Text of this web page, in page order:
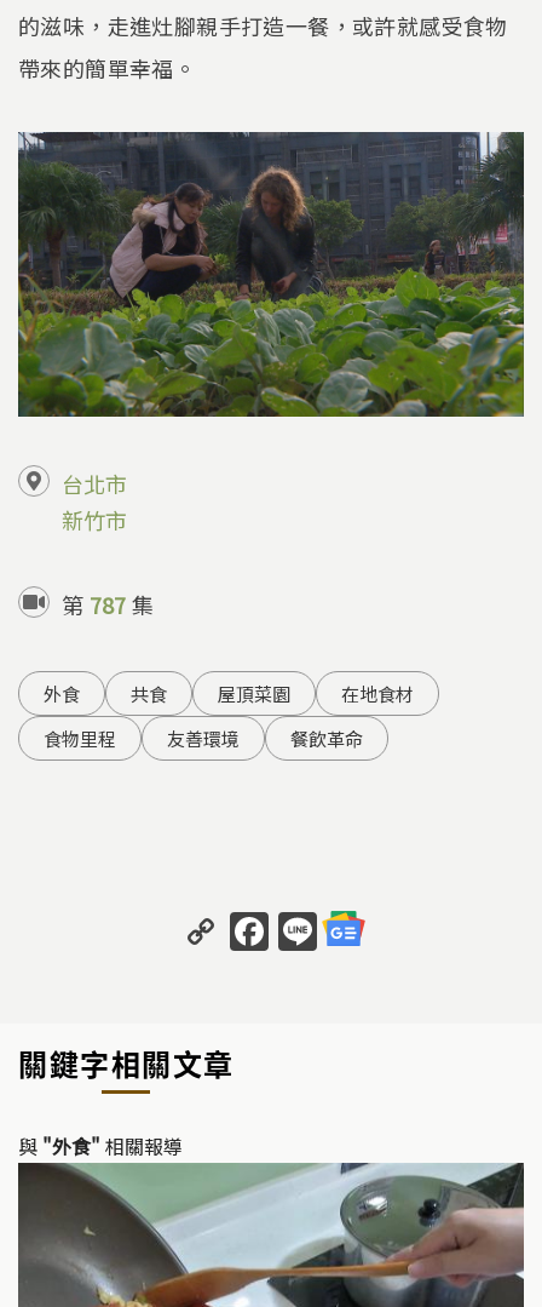
的滋味，走進灶腳親手打造一餐，或許就感受食物
帶來的簡單幸福。
台北市
新竹市
第 787集
外食 共食 屋頂菜園
在地食材
食物里程
友善環境 餐飲革命
C
o
y
Li
k
F
a
o
k
Li
n
關鍵字相關文章
與 "外食" 相關報導